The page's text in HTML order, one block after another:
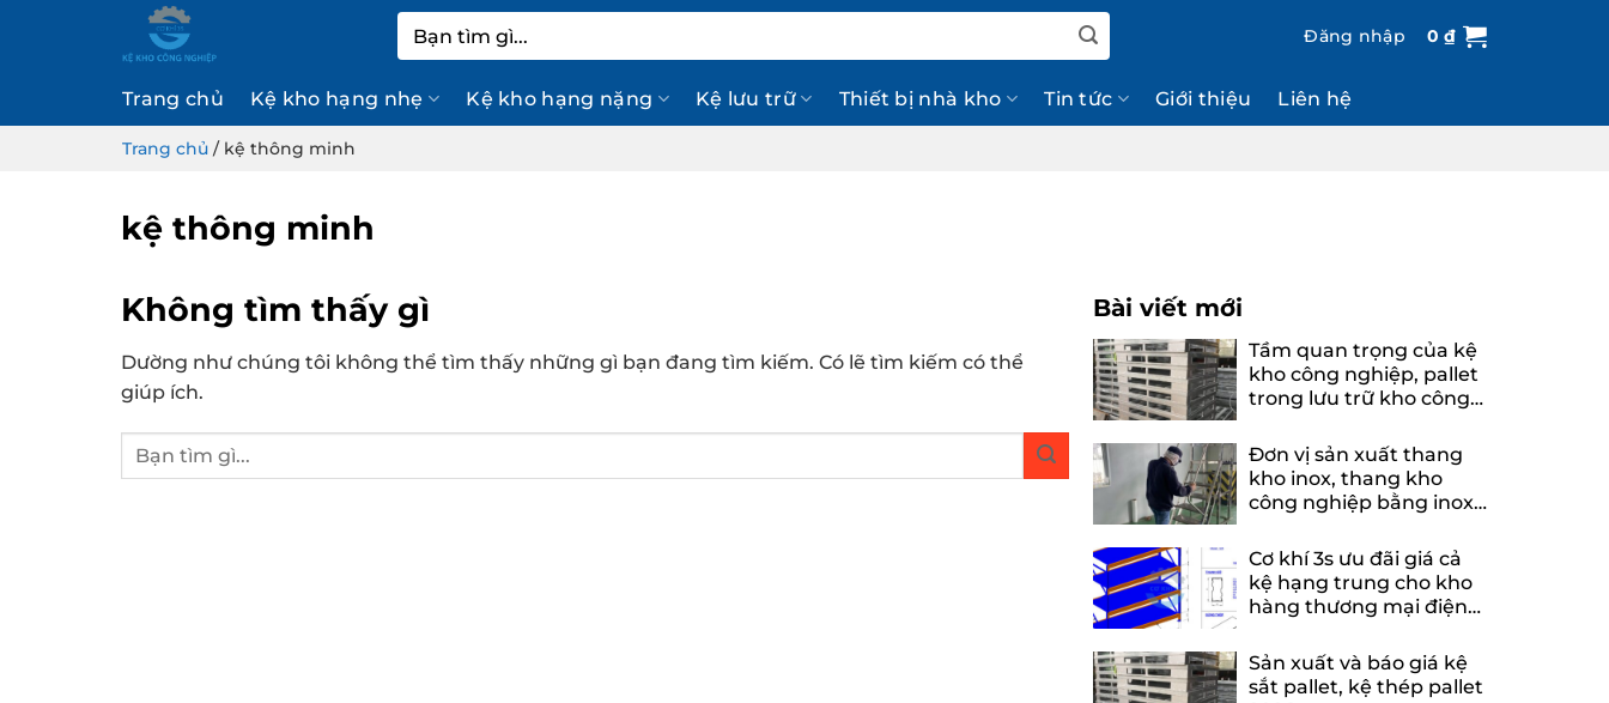
kiếm:
Đăng nhập 0₫
Trang chủ Kệ kho hạng nhẹ Kệ kho hạng nặng Kệ lưu trữ Thiết bị nhà kho Tin tức Giới thiệu Liên hệ
Trang chủ / kệ thông minh
kệ thông minh
Không tìm thấy gì
Dường như chúng tôi không thể tìm thấy những gì bạn đang tìm kiếm. Có lẽ tìm kiếm có thể
giúp ích.
Bài viết mới
Tầm quan trọng của kệ
kho công nghiệp, pallet
trong lưu trữ kho công
Đơn vị sản xuất thang
kho inox, thang kho
công nghiệp bằng inox
Cơ khí 3s ưu đãi giá cả
kệ hạng trung cho kho
hàng thương mại điện
Sản xuất và báo giá kệ
sắt pallet, kệ thép pallet